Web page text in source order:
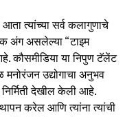
त्यांच्या सर्व कलागुणाचे
अंग असलेल्या “टाइम
कौसमीडिया या निपुण टॅलेंट
उद्योगाचा अनुभव
देखील केली आहे.
करेल आणि त्यांना त्यांची